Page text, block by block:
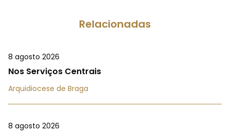
Relacionadas
8 agosto 2026
Nos Serviços Centrais
Arquidiocese de Braga
8 agosto 2026